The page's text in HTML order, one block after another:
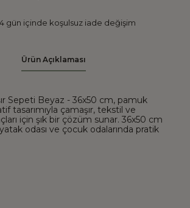
gün içinde koşulsuz iade değişim
Ürün Açıklaması
Sepeti Beyaz - 36x50 cm, pamuk
tasarımıyla çamaşır, tekstil ve
için şık bir çözüm sunar. 36x50 cm
odası ve çocuk odalarında pratik